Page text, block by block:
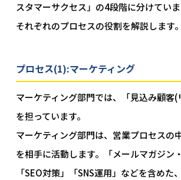
スタマーサクセス」の4段階に分けていま
それぞれのプロセスの役割を解説します。
プロセス(1):マーケティング
マーケティング部門では、「見込み顧客(
を担っています。
マーケティング部門は、営業プロセスの
を相手に活動します。「メールマガジン
「SEO対策」「SNS運用」などを含めた